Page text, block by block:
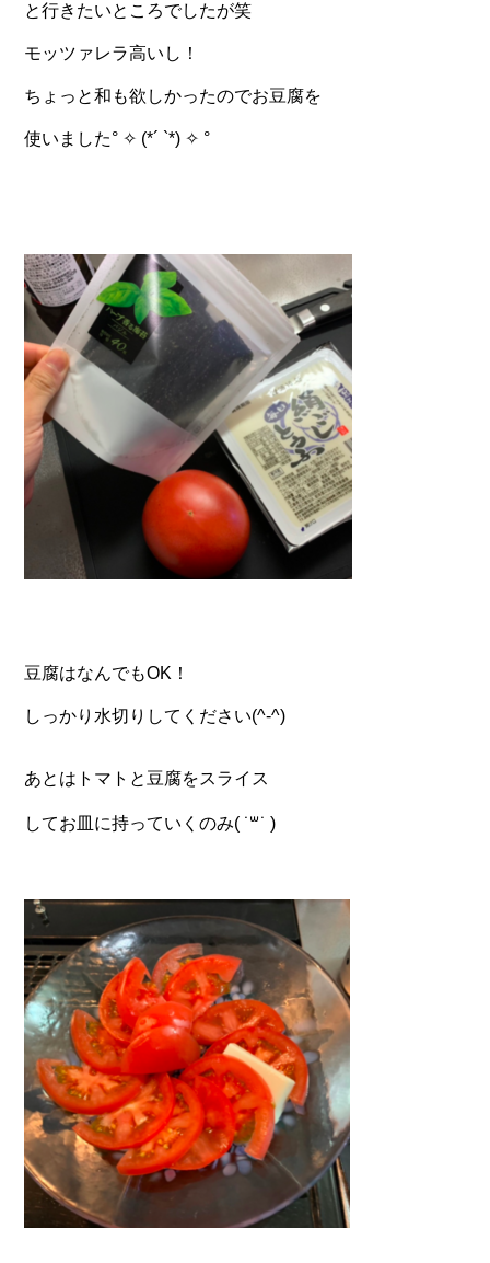
と行きたいところでしたが笑
モッツァレラ高いし！
ちょっと和も欲しかったのでお豆腐を
使いました° ✧ (*´ `*) ✧ °
豆腐はなんでもOK！
しっかり水切りしてください(^-^)
あとはトマトと豆腐をスライス
してお皿に持っていくのみ( ˙꒳​˙ )